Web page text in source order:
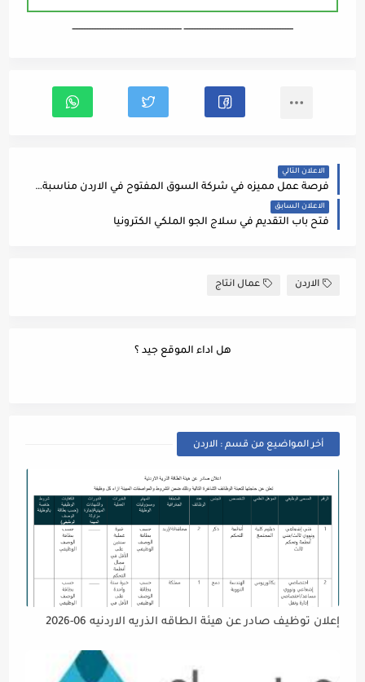
ـــــــــــــــــــــــــــــــــــــــــــــــــــــــــــــــــــ ـــــــــــــــــــــــــــــــــــــــــــــــــــــــــــــــــــ
الاعلان التالي
فرصة عمل مميزه في شركة السوق المفتوح في الاردن مناسبة للجميع
الاعلان السابق
فتح باب التقديم في سلاج الجو الملكي الكترونيا
الاردن عمال انتاج
هل اداء الموقع جيد ؟
أخر المواضيع من قسم : الاردن
إعلان توظيف صادر عن هيئة الطاقه الذريه الاردنيه 06-2026